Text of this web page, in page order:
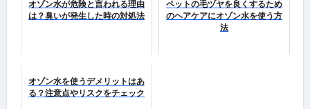
オゾン水が危険と言われる理由
は？臭いが発生した時の対処法
ペットの毛ヅヤを良くするため
のヘアケアにオゾン水を使う方
法
オゾン水を使うデメリットはあ
る？注意点やリスクをチェック